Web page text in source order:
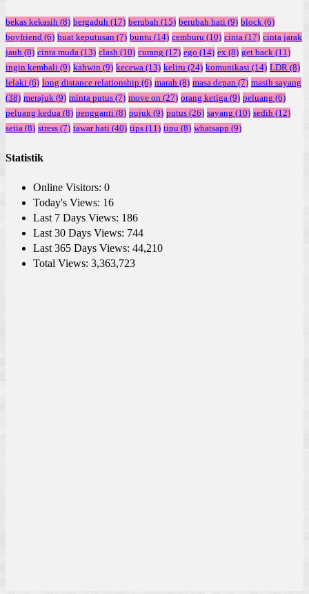
bekas kekasih (8) bergaduh (17) berubah (15) berubah hati (9) block (6)
boyfriend (6) buat keputusan (7) buntu (14) cemburu (10) cinta (17) cinta jarak
jauh (8) cinta muda (13) clash (10) curang (17) ego (14) ex (8) get back (11)
ingin kembali (9) kahwin (9) kecewa (13) keliru (24) komunikasi (14) LDR (8)
lelaki (6) long distance relationship (6) marah (8) masa depan (7) masih sayang
(38) merajuk (9) minta putus (7) move on (27) orang ketiga (9) peluang (6)
peluang kedua (8) pengganti (8) pujuk (9) putus (26) sayang (10) sedih (12)
setia (8) stress (7) tawar hati (40) tips (11) tipu (8) whatsapp (9)
Statistik
Online Visitors: 0
Today's Views: 16
Last 7 Days Views: 186
Last 30 Days Views: 744
Last 365 Days Views: 44,210
Total Views: 3,363,723